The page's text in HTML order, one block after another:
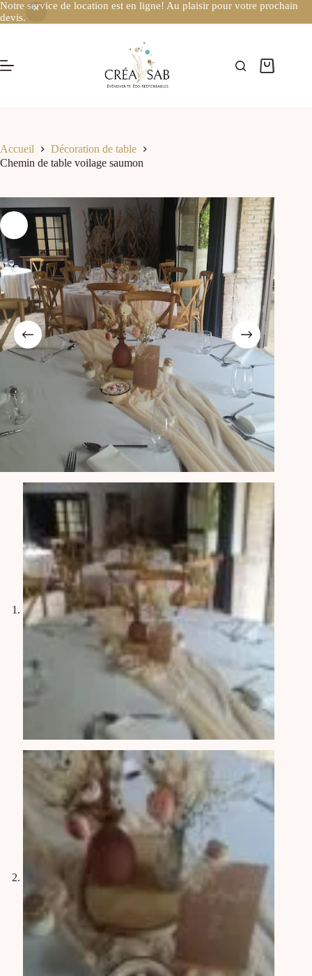
Notre service de location est en ligne! Au plaisir pour votre prochain
devis.
Accueil
Décoration de table
Chemin de table voilage saumon